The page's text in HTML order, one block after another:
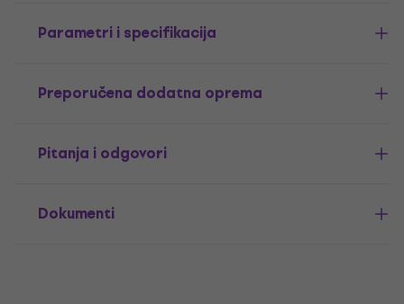
Parametri i specifikacija
Preporučena dodatna oprema
Pitanja i odgovori
Dokumenti